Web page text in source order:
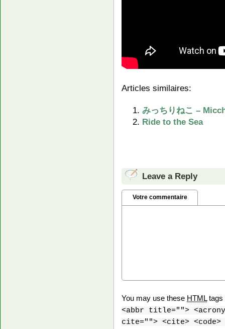
Articles similaires:
みっちりねこ –
Ride to the Sea
Leave a Reply
Votre commentaire
You may use these HTMLtags
<abbr title="">
cite=""> <cite> <code>